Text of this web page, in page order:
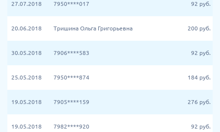
27.07.2018 7950****017 92 руб.
20.06.2018 Тришина Ольга Григорьевна 200 руб.
30.05.2018 7906****583 92 руб.
25.05.2018 7950****874 184 руб.
19.05.2018 7905****159 276 руб.
19.05.2018 7982****920 92 руб.